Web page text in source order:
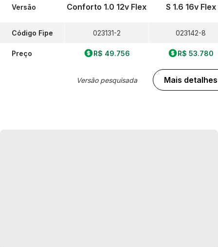
Versão
Código Fipe
Preço
Conforto 1.0 12v Flex
023131-2
R$ 49.756
Versão pesquisada
S 1.6 16v Flex
023142-8
R$ 53.780
Mais detalhes